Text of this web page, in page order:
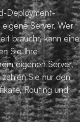
Deployment-
Server. Wer
braucht, kann eine
Sie Ihre
eigenen Server,
Sie nur den
Routing und